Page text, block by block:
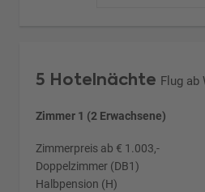
5 Hotelnächte Flug ab
Zimmer 1 (2 Erwachsene)
Zimmerpreis ab € 1.003,-
Doppelzimmer (DB1)
Halbpension (H)